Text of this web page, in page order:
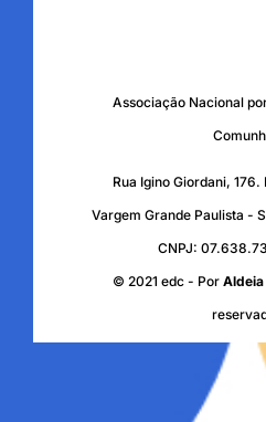
Associação Nacional
Rua Igino Giordani,
Vargem Grande Paulista -
CNPJ:
© 2021 edc - Por Aldeia